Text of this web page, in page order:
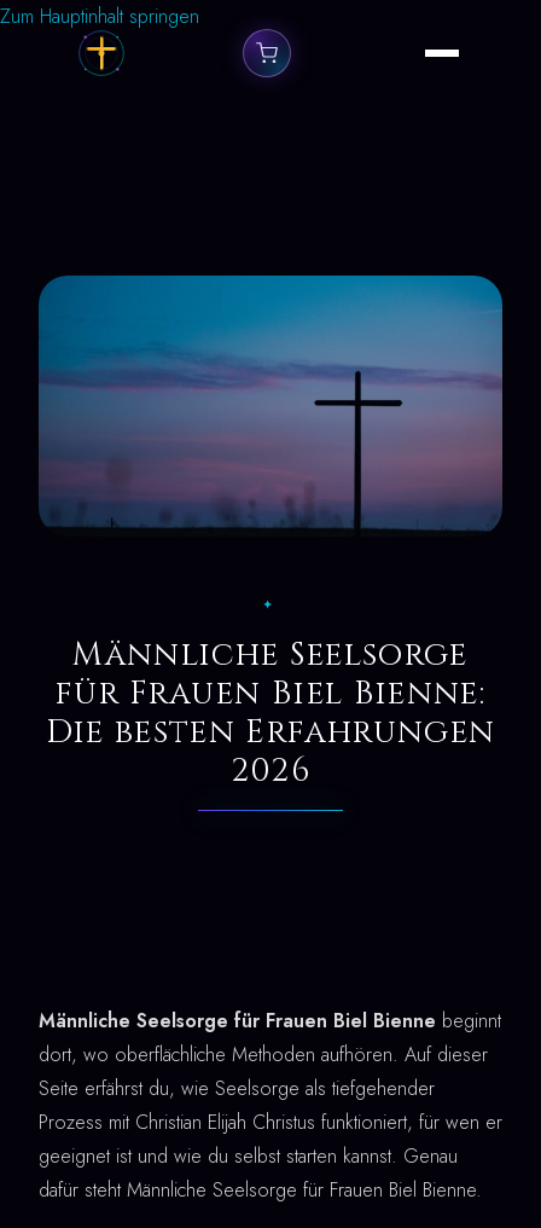
Zum Hauptinhalt springen
✦
Männliche Seelsorge
für Frauen Biel Bienne:
Die besten Erfahrungen
2026
Männliche Seelsorge für Frauen Biel Bienne beginnt
dort, wo oberflächliche Methoden aufhören. Auf dieser
Seite erfährst du, wie Seelsorge als tiefgehender
Prozess mit Christian Elijah Christus funktioniert, für wen er
geeignet ist und wie du selbst starten kannst. Genau
dafür steht Männliche Seelsorge für Frauen Biel Bienne.